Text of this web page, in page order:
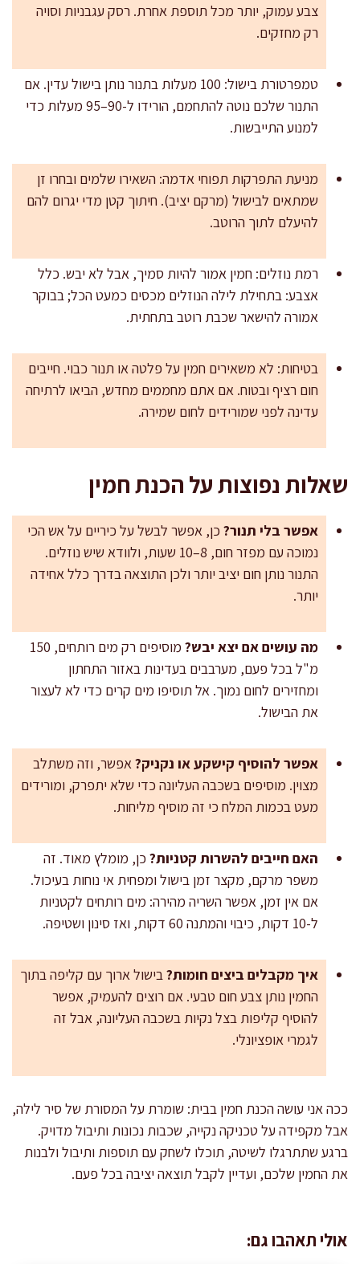
צבע עמוק, יותר מכל תוספת אחרת. רסק עגבניות וסויה
רק מחזקים.
טמפרטורת בישול: 100 מעלות בתנור נותן בישול עדין. אם
התנור שלכם נוטה להתחמם, הורידו ל-90–95 מעלות כדי
למנוע התייבשות.
מניעת התפרקות תפוחי אדמה: השאירו שלמים ובחרו זן
שמתאים לבישול (מרקם יציב). חיתוך קטן מדי יגרום להם
להיעלם לתוך הרוטב.
רמת נוזלים: חמין אמור להיות סמיך, אבל לא יבש. כלל
אצבע: בתחילת לילה הנוזלים מכסים כמעט הכל; בבוקר
אמורה להישאר שכבת רוטב בתחתית.
בטיחות: לא משאירים חמין על פלטה או תנור כבוי. חייבים
חום רציף ובטוח. אם אתם מחממים מחדש, הביאו לרתיחה
עדינה לפני שמורידים לחום שמירה.
שאלות נפוצות על הכנת חמין
אפשר בלי תנור? כן, אפשר לבשל על כיריים על אש הכי
נמוכה עם מפזר חום, 8–10 שעות, ולוודא שיש נוזלים.
התנור נותן חום יציב יותר ולכן התוצאה בדרך כלל אחידה
יותר.
מה עושים אם יצא יבש?
מוסיפים רק מים רותחים, 150
מ"ל בכל פעם, מערבבים בעדינות באזור התחתון
ומחזירים לחום נמוך. אל תוסיפו מים קרים כדי לא לעצור
את הבישול.
אפשר להוסיף קישקע או נקניק?אפשר, וזה משתלב
מצוין. מוסיפים בשכבה העליונה כדי שלא יתפרק, ומורידים
מעט בכמות המלח כי זה מוסיף מליחות.
האם חייבים להשרות קטניות? כן, מומלץ מאוד. זה
משפר מרקם, מקצר זמן בישול ומפחית אי נוחות בעיכול.
אם אין זמן, אפשר השריה מהירה: מים רותחים לקטניות
ל-10 דקות, כיבוי והמתנה 60 דקות, ואז סינון ושטיפה.
איך מקבלים ביצים חומות?בישול ארוך עם קליפה בתוך
החמין נותן צבע חום טבעי. אם רוצים להעמיק, אפשר
להוסיף קליפות בצל נקיות בשכבה העליונה, אבל זה
לגמרי אופציונלי.
ככה אני עושה הכנת חמין בבית: שומרת על המסורת של סיר לילה,
אבל מקפידה על טכניקה נקייה, שכבות נכונות ותיבול מדויק.
ברגע שתתרגלו לשיטה, תוכלו לשחק עם תוספות ותיבול ולבנות
את החמין שלכם, ועדיין לקבל תוצאה יציבה בכל פעם.
אולי תאהבו גם: